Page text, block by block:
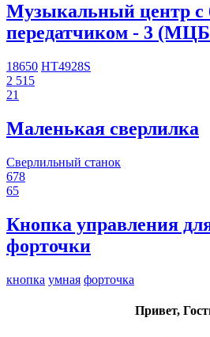
Музыкальный центр с
передатчиком - 3
18650 HT4928S
2 515
21
Маленькая сверлилка
Сверлильный станок
678
65
Кнопка управления
форточки
кнопка умная форточка
Привет,